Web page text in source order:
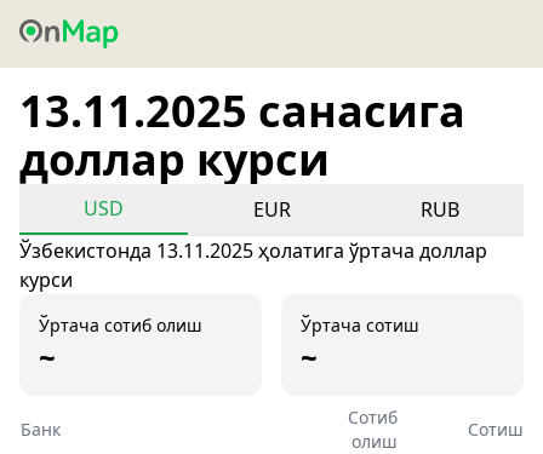
13.11.2025 санасига
доллар курси
USD EUR
RUB
Ўзбекистонда 13.11.2025 ҳолатига ўртача доллар
курси
Ўртача сотиб олиш
~
Ўртача сотиш
~
Банк
Сотиб
олиш
Сотиш